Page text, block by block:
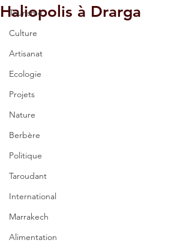
Tourisme
Culture
Artisanat
Ecologie
Projets
Nature
Berbère
Politique
Taroudant
International
Marrakech
Alimentation
Haliopolis à Drarga